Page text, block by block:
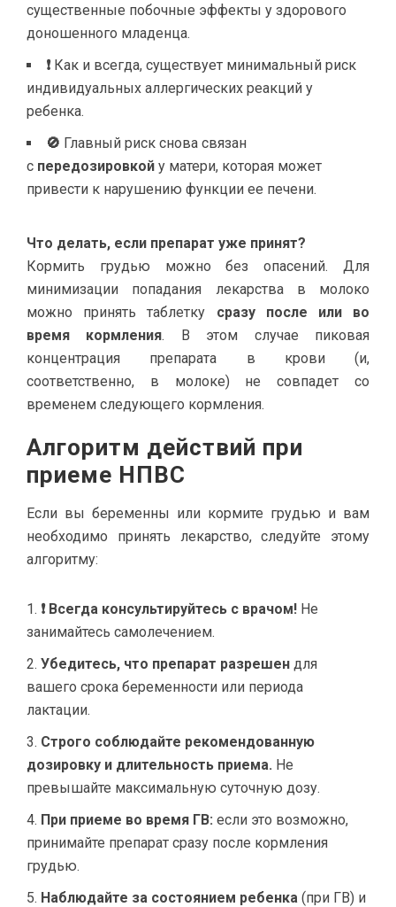
существенные побочные эффекты у здорового
доношенного младенца.
❗Как и всегда, существует минимальный риск
индивидуальных аллергических реакций у
ребенка.
🚫 Главный риск снова связан
с передозировкой у матери, которая может
привести к нарушению функции ее печени.
Что делать, если препарат уже принят?
Кормить грудью можно без опасений. Для
минимизации попадания лекарства в молоко
можно принять таблетку сразу после или во
время кормления. В этом случае пиковая
концентрация препарата в крови (и,
соответственно, в молоке) не совпадет со
временем следующего кормления.
Алгоритм действий при
приеме НПВС
Если вы беременны или кормите грудью и вам
необходимо принять лекарство, следуйте этому
алгоритму:
❗ Всегда консультируйтесь с врачом! Не
занимайтесь самолечением.
Убедитесь, что препарат разрешен для
вашего срока беременности или периода
лактации.
Строго соблюдайте рекомендованную
дозировку и длительность приема. Не
превышайте максимальную суточную дозу.
При приеме во время ГВ: если это возможно,
принимайте препарат сразу после кормления
грудью.
Наблюдайте за состоянием ребенка (при ГВ) и